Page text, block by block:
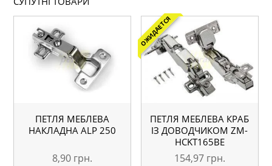
ПЕТЛЯ МЕБЛЕВА
НАКЛАДНА ALP 250
8,90 грн.
ОЖИДАЕТСЯ
ПЕТЛЯ МЕБЛЕВА КРАБ
ІЗ ДОВОДЧИКОМ ZM-
HCKT165BE
154,97 грн.